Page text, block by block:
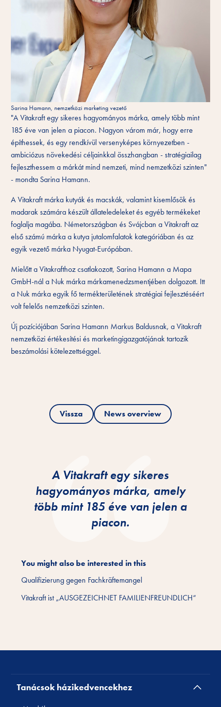
Sarina Hamann, nemzetközi marketing vezető
"A Vitakraft egy sikeres hagyományos márka, amely több mint
185 éve van jelen a piacon. Nagyon várom már, hogy erre
építhessek, és egy rendkívül versenyképes környezetben -
ambiciózus növekedési céljainkkal összhangban - stratégiailag
fejleszthessem a márkát mind nemzeti, mind nemzetközi szinten"
- mondta Sarina Hamann.
A Vitakraft márka kutyák és macskák, valamint kisemlősök és
madarak számára készült állateledeleket és egyéb termékeket
foglalja magába. Németországban és Svájcban a Vitakraft az
első számú márka a kutya jutalomfalatok kategóriában és az
egyik vezető márka Nyugat-Európában.
Mielőtt a Vitakrafthoz csatlakozott, Sarina Hamann a Mapa
GmbH-nál a Nuk márka márkamenedzsmentjében dolgozott. Itt
a Nuk márka egyik fő termékterületének stratégiai fejlesztéséért
volt felelős nemzetközi szinten.
Új pozíciójában Sarina Hamann Markus Baldusnak, a Vitakraft
nemzetközi értékesítési és marketingigazgatójának tartozik
beszámolási kötelezettséggel.
Vissza News overview
A Vitakraft egy sikeres
hagyományos márka, amely
több mint 185 éve van jelen a
piacon.
You might also be interested in this
Qualifizierung gegen Fachkräftemangel
Vitakraft ist „AUSGEZEICHNET FAMILIENFREUNDLICH“
Tanácsok házikedvencekhez